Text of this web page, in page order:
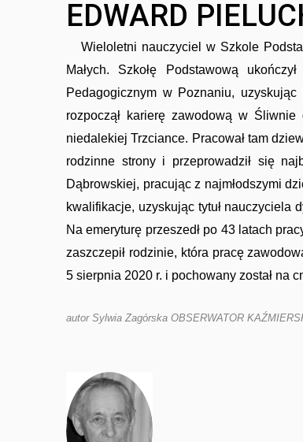
EDWARD
Wieloletni nauczyciel w Szkole
Małych. Szkołę Podstawową
Pedagogicznym w Poznaniu,
rozpoczął karierę zawodową w
niedalekiej Trzciance. Pracował tam
rodzinne strony i przeprowadził się
Dąbrowskiej, pracując z najmłodszymi
kwalifikacje, uzyskując tytuł nauczyciela
Na emeryturę przeszedł po 43 latach
zaszczepił rodzinie, która pracę
5 sierpnia 2020 r. i pochowany został na
autor Sylwia Zagórska OBSERWATOR